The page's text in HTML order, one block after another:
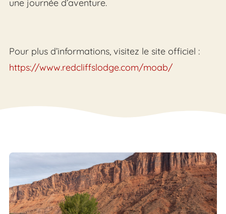
une journée d’aventure.
Pour plus d’informations, visitez le site officiel :
https://www.redcliffslodge.com/moab/